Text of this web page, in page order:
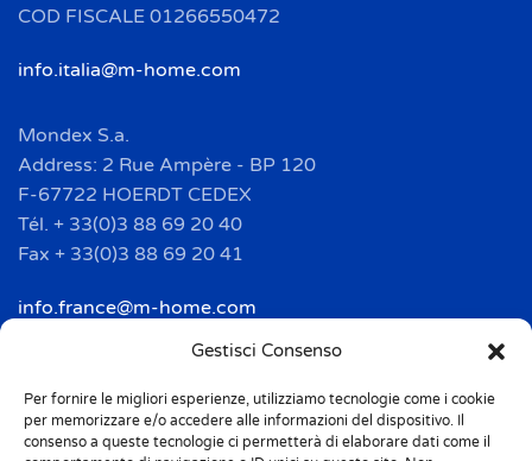
Gestisci Consenso
Per fornire le migliori esperienze, utilizziamo tecnologie come i cookie
per memorizzare e/o accedere alle informazioni del dispositivo. Il
consenso a queste tecnologie ci permetterà di elaborare dati come il
COD FISCALE 01266550472
info.italia@m-home.com
Mondex S.a.
Address: 2 Rue Ampère - BP 120
F-67722 HOERDT CEDEX
Tél. + 33(0)3 88 69 20 40
Fax + 33(0)3 88 69 20 41
info.france@m-home.com
Address: Ctra de Girona, km. 101.5
E-17160 Angles (Girona)